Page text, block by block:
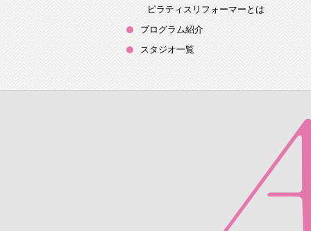
ピラティスリフォーマーとは
プログラム紹介
スタジオ一覧